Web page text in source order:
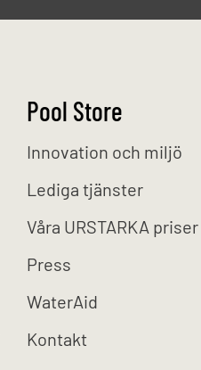
Pool Store
Innovation och miljö
Lediga tjänster
Våra URSTARKA priser
Press
WaterAid
Kontakt